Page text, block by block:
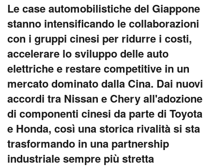
Le case automobilistiche del Giappone
stanno intensificando le collaborazioni
con i gruppi cinesi per ridurre i costi,
accelerare lo sviluppo delle auto
elettriche e restare competitive in un
mercato dominato dalla Cina. Dai nuovi
accordi tra Nissan e Chery all'adozione
di componenti cinesi da parte di Toyota
e Honda, così una storica rivalità si sta
trasformando in una partnership
industriale sempre più stretta